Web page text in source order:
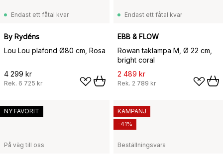
Endast ett fåtal kvar
By Rydéns
Lou Lou plafond Ø80 cm, Rosa
4 299 kr
Rek. 6 725 kr
Endast ett fåtal kvar
EBB & FLOW
Rowan taklampa M, Ø 22 cm,
bright coral
2 489 kr
Rek. 2 789 kr
På väg till oss
NY FAVORIT
Beställningsvara
KAMPANJ
-41%